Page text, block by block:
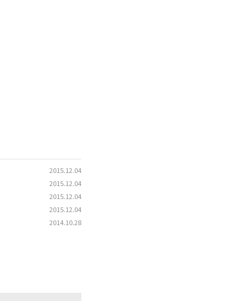
2015.12.04
2015.12.04
2015.12.04
2015.12.04
2014.10.28